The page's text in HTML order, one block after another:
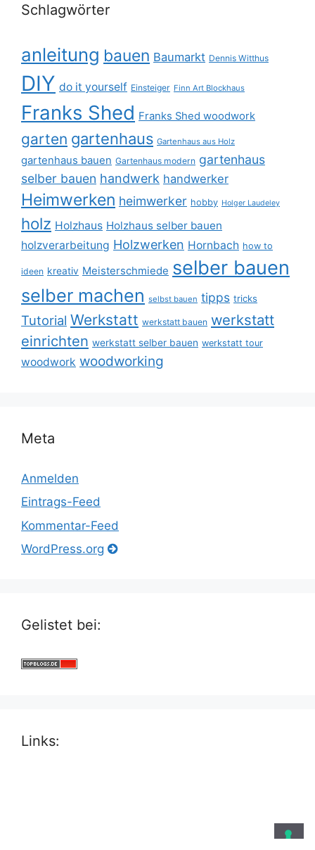
Schlagwörter
anleitung bauen Baumarkt Dennis Witthus
DIY do it yourself Einsteiger Finn Art Blockhaus
Franks Shed Franks Shed woodwork
garten gartenhaus Gartenhaus aus Holz
gartenhaus bauen Gartenhaus modern gartenhaus
selber bauen handwerk handwerker
Heimwerken heimwerker hobby Holger Laudeley
holz Holzhaus Holzhaus selber bauen
holzverarbeitung Holzwerken Hornbach how to
ideen kreativ Meisterschmiede selber bauen
selber machen selbst bauen tipps tricks
Tutorial Werkstatt werkstatt bauen werkstatt
einrichten werkstatt selber bauen werkstatt tour
woodwork woodworking
Meta
Anmelden
Eintrags-Feed
Kommentar-Feed
WordPress.org
Gelistet bei:
Links: